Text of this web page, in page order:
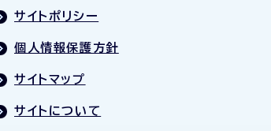
サイトポリシー
個人情報保護方針
サイトマップ
サイトについて